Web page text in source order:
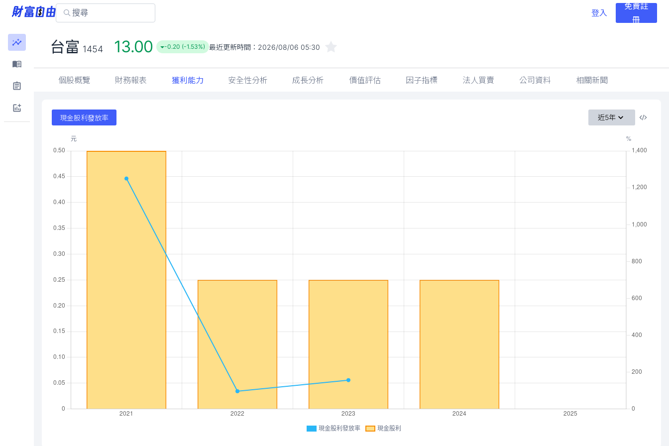
登入
免費註
冊
台富 1454 13.00 -0.20 (-1.53%) 最近更新時間： 2026/08/06 05:30
個股概覽 財務報表 獲利能力 安全性分析 成長分析 價值評估 因子指標 法人買賣 公司資料 相關新聞
現金股利發放率 近5年
現金股利發放率 現金股利